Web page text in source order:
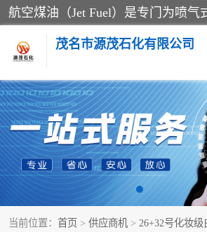
茂名市源茂石化有限公司
当前位置： 首页 > 供应商机 > 26+32号化妆级
RP3航空煤油
D40+D60溶剂油
6号+120号溶剂油 260
异构烷烃 天然